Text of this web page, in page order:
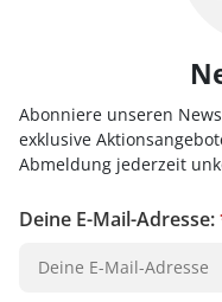
Abonniere unseren
exklusive
Abmeldung jederzeit
Deine E-Mail-Adresse: